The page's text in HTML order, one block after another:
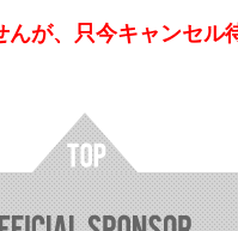
んが、只今キャンセル